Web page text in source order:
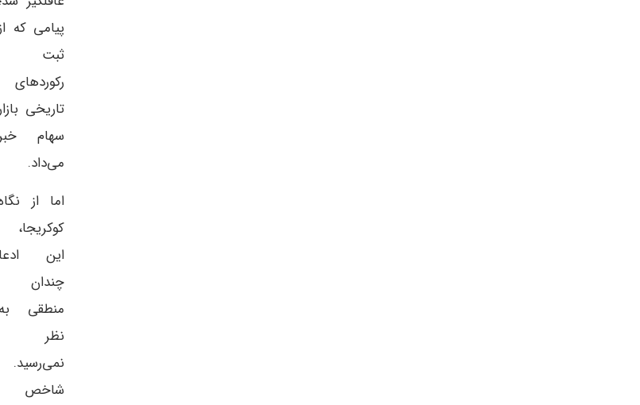
پیامی که
ثبت
رکوردهای
تاریخی
سهام
می‌داد.
اما از
کوکریجا،
این ادعا
چندان
منطقی به
نظر
نمی‌رسید.
شاخص